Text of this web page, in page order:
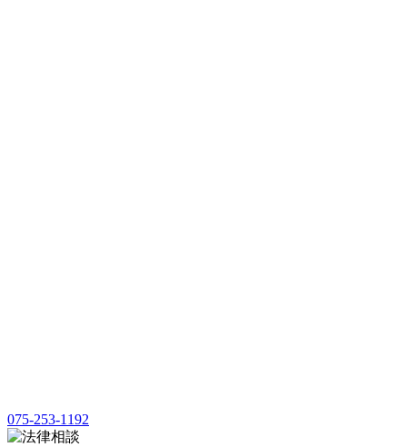
075-253-1192